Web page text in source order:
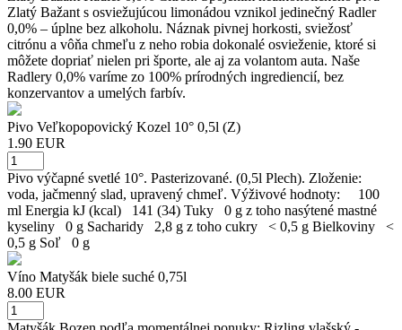
Zlatý Bažant s osviežujúcou limonádou vznikol jedinečný Radler
0,0% – úplne bez alkoholu. Náznak pivnej horkosti, sviežosť
citrónu a vôňa chmeľu z neho robia dokonalé osvieženie, ktoré si
môžete dopriať nielen pri športe, ale aj za volantom auta. Naše
Radlery 0,0% varíme zo 100% prírodných ingrediencií, bez
konzervantov a umelých farbív.
Pivo Veľkopopovický Kozel 10° 0,5l (Z)
1.90 EUR
Pivo výčapné svetlé 10°. Pasterizované. (0,5l Plech). Zloženie:
voda, jačmenný slad, upravený chmeľ. Výživové hodnoty: 100
ml Energia kJ (kcal) 141 (34) Tuky 0 g z toho nasýtené mastné
kyseliny 0 g Sacharidy 2,8 g z toho cukry < 0,5 g Bielkoviny <
0,5 g Soľ 0 g
Víno Matyšák biele suché 0,75l
8.00 EUR